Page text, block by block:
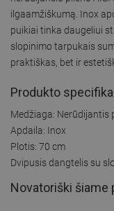
ilgaamžiškumą. Inox
puikiai tinka daugeliui
slopinimo tarpukais
praktiškas, bet ir
Produkto
Medžiaga: Nerūdijantis
Apdaila: Inox
Plotis: 70 cm
Dvipusis dangtelis su
Novatoriški šiame